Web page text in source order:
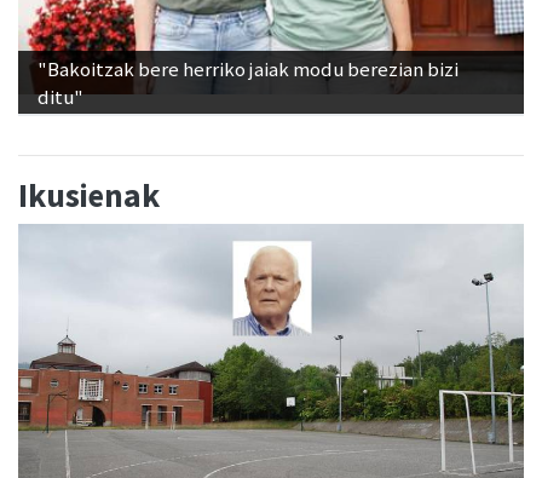
"Bakoitzak bere herriko jaiak modu berezian bizi
ditu"
Ikusienak